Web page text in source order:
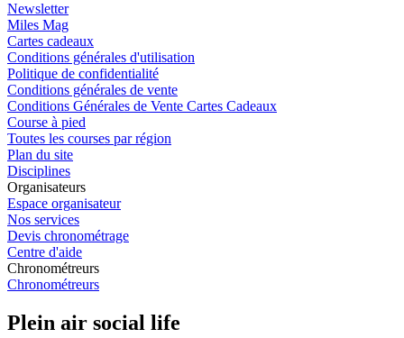
Newsletter
Miles Mag
Cartes cadeaux
Conditions générales d'utilisation
Politique de confidentialité
Conditions générales de vente
Conditions Générales de Vente Cartes Cadeaux
Course à pied
Toutes les courses par région
Plan du site
Disciplines
Organisateurs
Espace organisateur
Nos services
Devis chronométrage
Centre d'aide
Chronométreurs
Chronométreurs
Plein air social life